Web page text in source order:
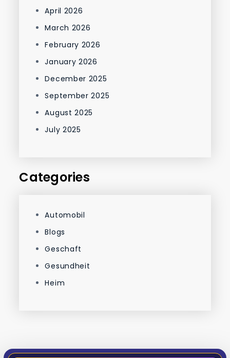
April 2026
March 2026
February 2026
January 2026
December 2025
September 2025
August 2025
July 2025
Categories
Automobil
Blogs
Geschaft
Gesundheit
Heim